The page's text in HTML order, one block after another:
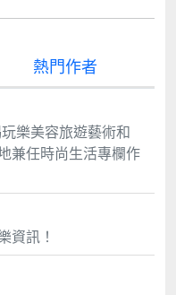
熱門作者
樂美容旅遊藝術和
兼任時尚生活專欄作
資訊！